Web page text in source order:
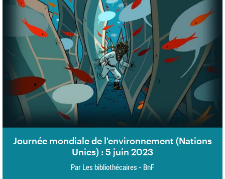
Journée mondiale de l'environnement (Nations
Unies) : 5 juin 2023
Par Les bibliothécaires - BnF